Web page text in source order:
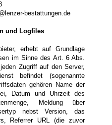
bestattungen.de
und Logfiles
erhebt auf Grundlage
im Sinne des Art. 6 Abs.
Zugriff auf den Server,
befindet (sogenannte
gehören Name der
Datum und Uhrzeit des
Meldung über
nebst Version, das
Referrer URL (die zuvor